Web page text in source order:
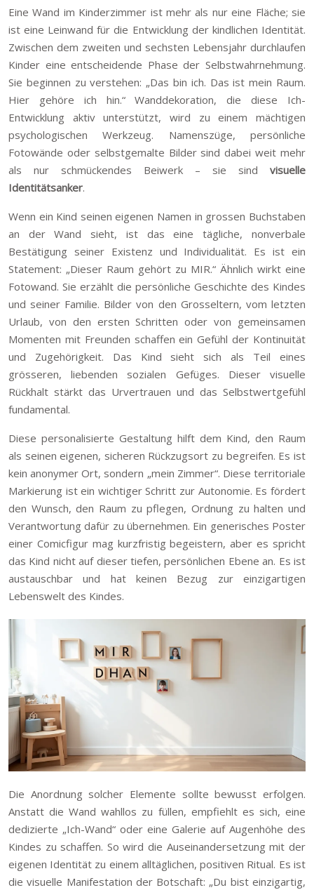
Eine Wand im Kinderzimmer ist mehr als nur eine Fläche; sie
ist eine Leinwand für die Entwicklung der kindlichen Identität.
Zwischen dem zweiten und sechsten Lebensjahr durchlaufen
Kinder eine entscheidende Phase der Selbstwahrnehmung.
Sie beginnen zu verstehen: „Das bin ich. Das ist mein Raum.
Hier gehöre ich hin.“ Wanddekoration, die diese Ich-
Entwicklung aktiv unterstützt, wird zu einem mächtigen
psychologischen Werkzeug. Namenszüge, persönliche
Fotowände oder selbstgemalte Bilder sind dabei weit mehr
als nur schmückendes Beiwerk – sie sind visuelle
Identitätsanker.
Wenn ein Kind seinen eigenen Namen in grossen Buchstaben
an der Wand sieht, ist das eine tägliche, nonverbale
Bestätigung seiner Existenz und Individualität. Es ist ein
Statement: „Dieser Raum gehört zu MIR.“ Ähnlich wirkt eine
Fotowand. Sie erzählt die persönliche Geschichte des Kindes
und seiner Familie. Bilder von den Grosseltern, vom letzten
Urlaub, von den ersten Schritten oder von gemeinsamen
Momenten mit Freunden schaffen ein Gefühl der Kontinuität
und Zugehörigkeit. Das Kind sieht sich als Teil eines
grösseren, liebenden sozialen Gefüges. Dieser visuelle
Rückhalt stärkt das Urvertrauen und das Selbstwertgefühl
fundamental.
Diese personalisierte Gestaltung hilft dem Kind, den Raum
als seinen eigenen, sicheren Rückzugsort zu begreifen. Es ist
kein anonymer Ort, sondern „mein Zimmer“. Diese territoriale
Markierung ist ein wichtiger Schritt zur Autonomie. Es fördert
den Wunsch, den Raum zu pflegen, Ordnung zu halten und
Verantwortung dafür zu übernehmen. Ein generisches Poster
einer Comicfigur mag kurzfristig begeistern, aber es spricht
das Kind nicht auf dieser tiefen, persönlichen Ebene an. Es ist
austauschbar und hat keinen Bezug zur einzigartigen
Lebenswelt des Kindes.
Die Anordnung solcher Elemente sollte bewusst erfolgen.
Anstatt die Wand wahllos zu füllen, empfiehlt es sich, eine
dedizierte „Ich-Wand“ oder eine Galerie auf Augenhöhe des
Kindes zu schaffen. So wird die Auseinandersetzung mit der
eigenen Identität zu einem alltäglichen, positiven Ritual. Es ist
die visuelle Manifestation der Botschaft: „Du bist einzigartig,